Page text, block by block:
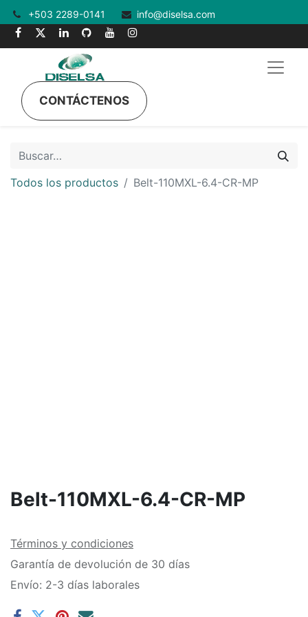
+503 2289-0141 info@diselsa.com
CONTÁCTENOS
Todos los productos Belt-110MXL-6.4-CR-MP
Belt-110MXL-6.4-CR-MP
Términos y condiciones
Garantía de devolución de 30 días
Envío: 2-3 días laborales